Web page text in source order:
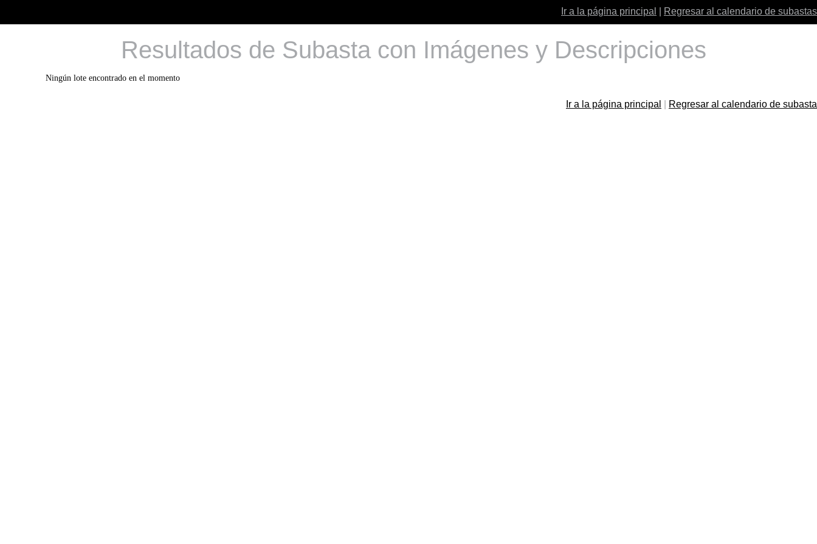
Ir a la página principal Regresar al calendario de subastas
Resultados de Subasta con Imágenes y Descripciones
Ningún lote encontrado en el momento
Ir a la página principal Regresar al calendario de